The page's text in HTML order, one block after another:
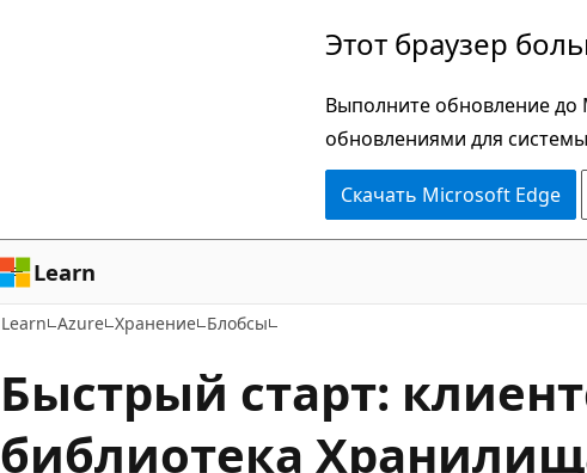
Этот браузер
Выполните обновление
обновлениями для
Скачать Microsoft Edge
Learn
Learn Azure Хранение Блобсы
Быстрый старт:
библиотека